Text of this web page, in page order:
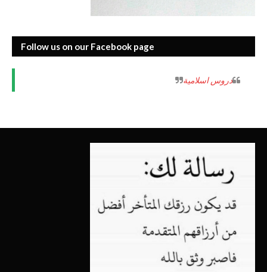
Follow us on our Facebook page
‏دروس اسلامية‏